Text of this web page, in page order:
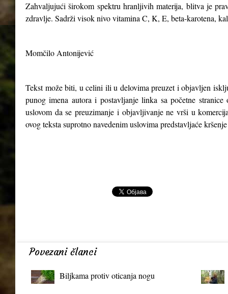
Zahvaljujući širokom spektru hranljivih materija, blitva je
zdravlje. Sadrži visok nivo vitamina C, K, E, beta-karotena,
Momčilo Antonijević
Tekst može biti, u celini ili u delovima preuzet i objavljen
punog imena autora i postavljanje linka sa početne
uslovom da se preuzimanje i objavljivanje ne vrši u
ovog teksta suprotno navedenim uslovima predstavljaće
Povezani članci
Biljkama protiv oticanja nogu